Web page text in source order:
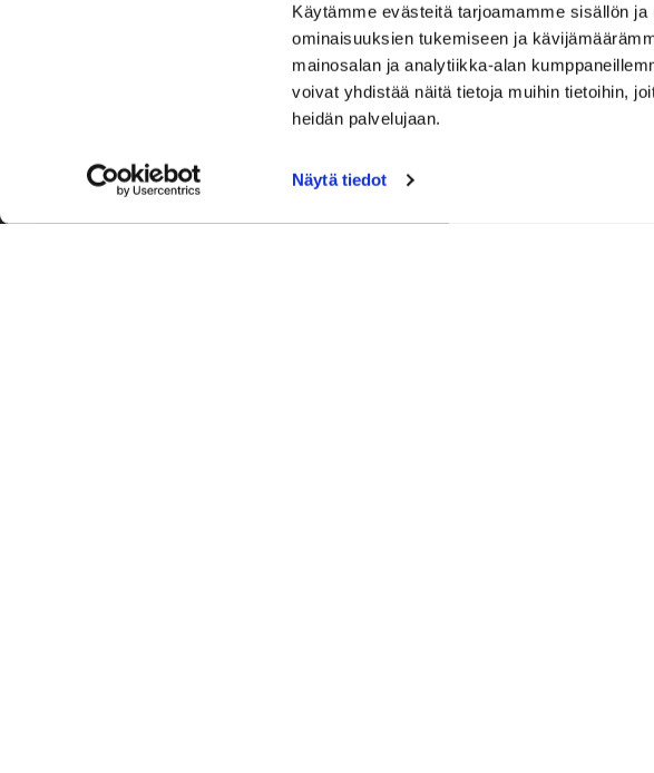
Käytämme evästeitä tarjoamamme sisällön
ominaisuuksien tukemiseen ja
mainosalan ja analytiikka-alan
voivat yhdistää näitä tietoja muihin tietoihin,
heidän palvelujaan.
Näytä tiedot